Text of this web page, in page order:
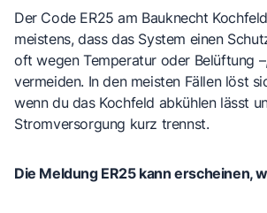
Der Code ER25 am Bauknecht
meistens, dass das System einen
oft wegen Temperatur oder Belüftung
vermeiden. In den meisten Fällen löst
wenn du das Kochfeld abkühlen lässt
Stromversorgung kurz trennst.
Die Meldung ER25 kann erscheinen,